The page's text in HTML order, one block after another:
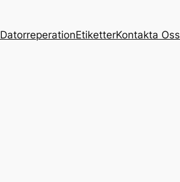
DatorreperationEtiketterKontakta Oss